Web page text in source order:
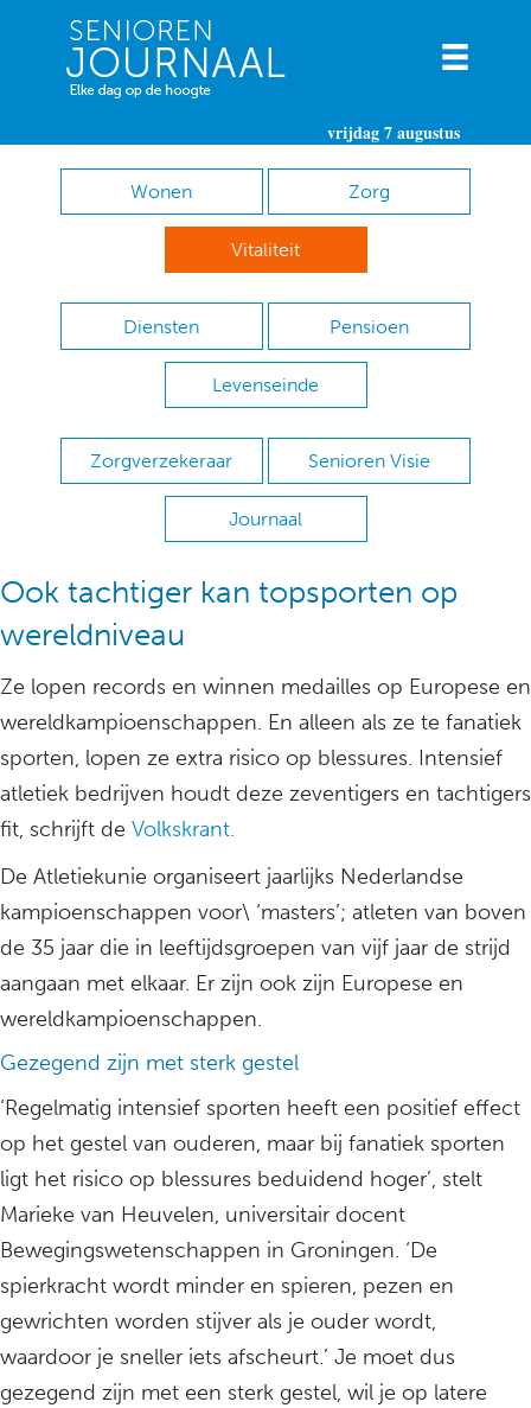
vrijdag 7 augustus
Wonen Zorg
Vitaliteit
Diensten Pensioen
Levenseinde
Zorgverzekeraar Senioren Visie
Journaal
Ook tachtiger kan topsporten op
wereldniveau
Ze lopen records en winnen medailles op Europese en
wereldkampioenschappen. En alleen als ze te fanatiek
sporten, lopen ze extra risico op blessures. Intensief
atletiek bedrijven houdt deze zeventigers en tachtigers
fit, schrijft de Volkskrant.
De Atletiekunie organiseert jaarlijks Nederlandse
kampioenschappen voor\ ‘masters’; atleten van boven
de 35 jaar die in leeftijdsgroepen van vijf jaar de strijd
aangaan met elkaar. Er zijn ook zijn Europese en
wereldkampioenschappen.
Gezegend zijn met sterk gestel
‘Regelmatig intensief sporten heeft een positief effect
op het gestel van ouderen, maar bij fanatiek sporten
ligt het risico op blessures beduidend hoger’, stelt
Marieke van Heuvelen, universitair docent
Bewegingswetenschappen in Groningen. ‘De
spierkracht wordt minder en spieren, pezen en
gewrichten worden stijver als je ouder wordt,
waardoor je sneller iets afscheurt.’ Je moet dus
gezegend zijn met een sterk gestel, wil je op latere